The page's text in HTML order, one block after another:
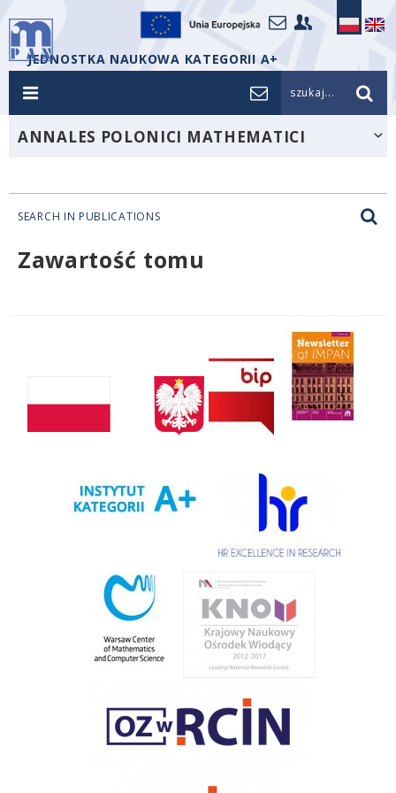
JEDNOSTKA NAUKOWA KATEGORII A+
szukaj...
ANNALES POLONICI MATHEMATICI
SEARCH IN PUBLICATIONS
Zawartość tomu